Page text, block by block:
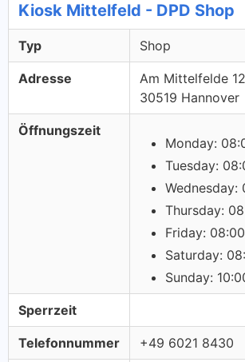
Kiosk Mittelfeld - DPD Shop
Typ Shop
Adresse
Am Mittelfelde
30519 Hannover
Öffnungszeit
Monday:
Tuesday:
Thursday:
Friday:
Saturday:
Sunday:
Sperrzeit
Telefonnummer +49 6021 8430